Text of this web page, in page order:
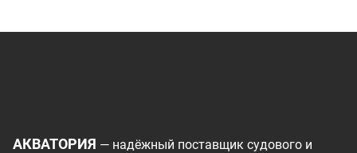
АКВАТОРИЯ — надёжный поставщик судового и